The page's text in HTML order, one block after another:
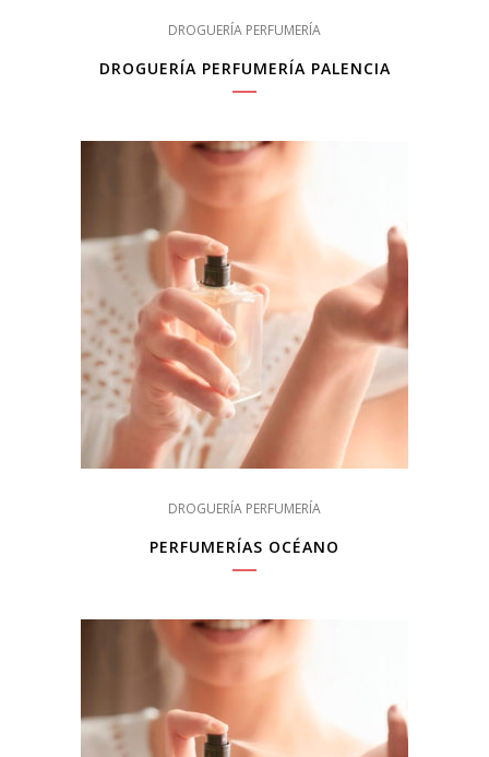
DROGUERÍA PERFUMERÍA
DROGUERÍA PERFUMERÍA PALENCIA
DROGUERÍA PERFUMERÍA
PERFUMERÍAS OCÉANO